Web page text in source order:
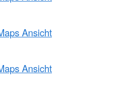
Ansicht
Ansicht